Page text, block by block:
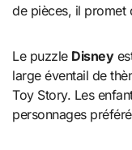
de pièces, il promet
Le puzzle Disney
large éventail de
Toy Story. Les
personnages